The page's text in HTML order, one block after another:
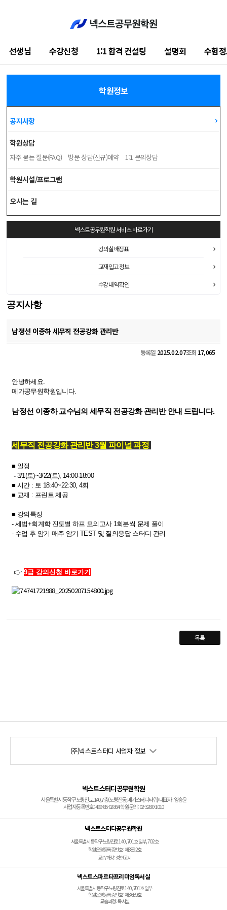
선생님 수강신청 1:1 합격 컨설팅 설명회 수험
학습지원센터
학원정보
공지사항
학원상담
자주 묻는 질문(FAQ) 방문 상담(신규)예약 1:1 문의상담
학원시설/프로그램
오시는 길
넥스트공무원학원서비스 바로가기
강의실 배정표
교재 입고 정보
수강 내역 확인
공지사항
남정선 이종하 세무직 전공강화 관리반
등록일 2025.02.07조회 17,065
안녕하세요.
메가공무원학원입니다.
남정선 이종하 교수님의 세무직 전공강화 관리반 안내 드립니다.
세무직 전공강화 관리반 3월 파이널 과정
■ 일정
- 3/1(토)~3/22(토), 14:00-18:00
■​시간 : 토 18:40~22:30, 4회
■​ 교재 : 프린트 제공
■​ 강의특징
- 세법+회계학 진도별 하프 모의고사 1회분씩 문제 풀이
- 수업 후 암기 매주 암기 TEST 및 질의응답 스터디 관리
👉 9급 강의신청 바로가기
목록
(주)넥스트스터디 사업자 정보
넥스트스터디공무원학원
서울특별시 동작구 노량진로 140, 7층(노량진동, 메가스터디타워) 대표자 : 양승윤
사업자등록번호 : 499-85-02864 학원문의 : 02-3280-1010
넥스트스터디공무원학원
서울특별시 동작구 노량진로 140, 701호 일부, 702호
학원운영등록증번호 : 제3892호
교습과정 : 성인고시
넥스트스파르타프리미엄독서실
서울특별시 동작구 노량진로 140, 701호 일부
학원운영등록증번호 : 제3659호
교습과정 : 독서실